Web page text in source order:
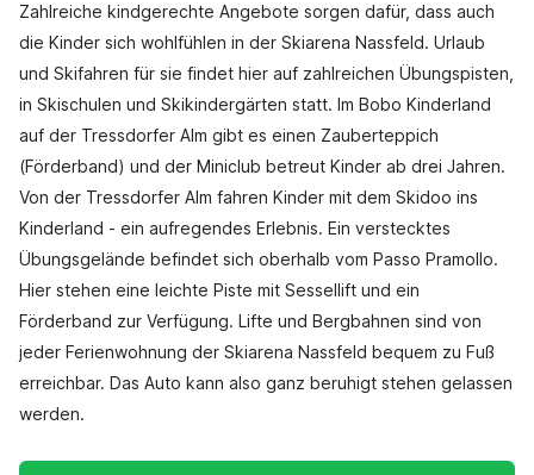
Zahlreiche kindgerechte Angebote sorgen dafür, dass auch
die Kinder sich wohlfühlen in der Skiarena Nassfeld. Urlaub
und Skifahren für sie findet hier auf zahlreichen Übungspisten,
in Skischulen und Skikindergärten statt. Im Bobo Kinderland
auf der Tressdorfer Alm gibt es einen Zauberteppich
(Förderband) und der Miniclub betreut Kinder ab drei Jahren.
Von der Tressdorfer Alm fahren Kinder mit dem Skidoo ins
Kinderland - ein aufregendes Erlebnis. Ein verstecktes
Übungsgelände befindet sich oberhalb vom Passo Pramollo.
Hier stehen eine leichte Piste mit Sessellift und ein
Förderband zur Verfügung. Lifte und Bergbahnen sind von
jeder Ferienwohnung der Skiarena Nassfeld bequem zu Fuß
erreichbar. Das Auto kann also ganz beruhigt stehen gelassen
werden.